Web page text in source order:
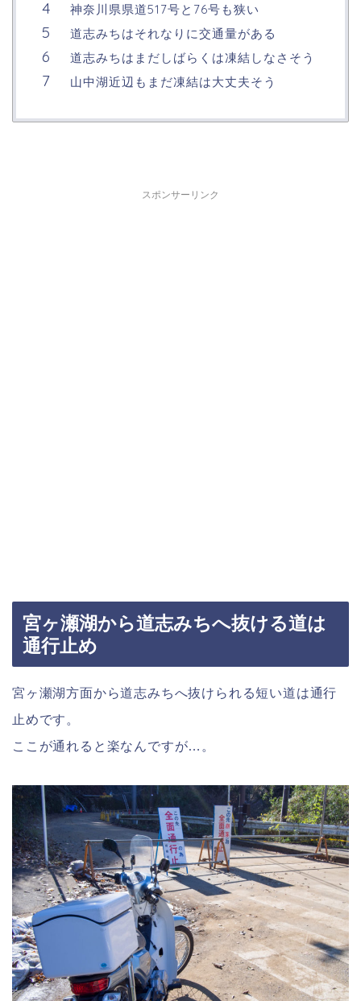
神奈川県県道517号と76号も狭い
道志みちはそれなりに交通量がある
道志みちはまだしばらくは凍結しなさそう
山中湖近辺もまだ凍結は大丈夫そう
スポンサーリンク
宮ヶ瀬湖から道志みちへ抜ける道は
通行止め
宮ヶ瀬湖方面から道志みちへ抜けられる短い道は通行
止めです。
ここが通れると楽なんですが…。